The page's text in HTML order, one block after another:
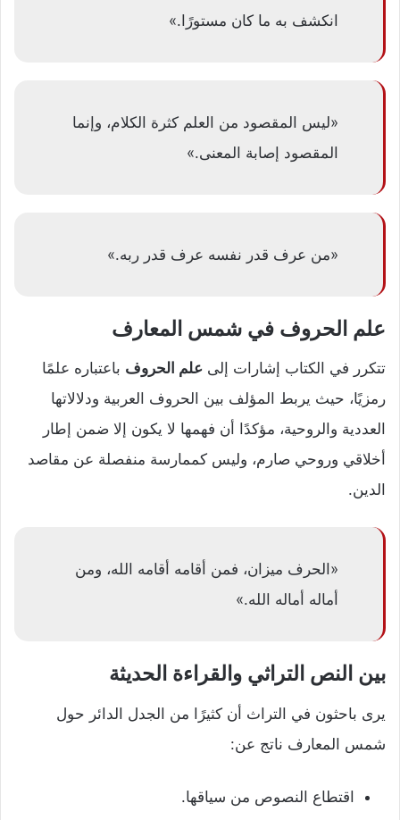
انكشف به ما كان مستورًا.»
«ليس المقصود من العلم كثرة الكلام، وإنما
المقصود إصابة المعنى.»
«من عرف قدر نفسه عرف قدر ربه.»
علم الحروف في شمس المعارف
تتكرر في الكتاب إشارات إلى علم الحروف باعتباره علمًا
رمزيًا، حيث يربط المؤلف بين الحروف العربية ودلالاتها
العددية والروحية، مؤكدًا أن فهمها لا يكون إلا ضمن إطار
أخلاقي وروحي صارم، وليس كممارسة منفصلة عن مقاصد
الدين.
«الحرف ميزان، فمن أقامه أقامه الله، ومن
أماله أماله الله.»
بين النص التراثي والقراءة الحديثة
يرى باحثون في التراث أن كثيرًا من الجدل الدائر حول
شمس المعارف ناتج عن:
اقتطاع النصوص من سياقها.